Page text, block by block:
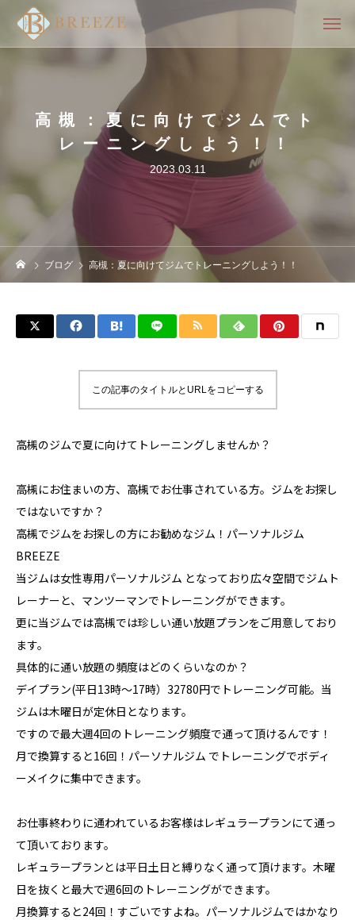
高槻：夏に向けてジムでト
レーニングしよう！！
2023.03.11
ブログ 高槻：夏に向けてジムでトレーニングしよう！！
この記事のタイトルとURLをコピーする
高槻のジムで夏に向けてトレーニングしませんか？
高槻にお住まいの方、高槻でお仕事されている方。ジムをお探し
ではないですか？
高槻でジムをお探しの方にお勧めなジム！パーソナルジム
BREEZE
当ジムは女性専用パーソナルジム となっており広々空間でジムト
レーナーと、マンツーマンでトレーニングができます。
更に当ジムでは高槻では珍しい通い放題プランをご用意しており
ます。
具体的に通い放題の頻度はどのくらいなのか？
デイプラン(平日13時〜17時）32780円でトレーニング可能。当
ジムは木曜日が定休日となります。
ですので最大週4回のトレーニング頻度で通って頂けるんです！
月で換算すると16回！パーソナルジム でトレーニングでボディ
ーメイクに集中できます。
お仕事終わりに通われているお客様はレギュラープランにて通っ
て頂いております。
レギュラープランとは平日土日と縛りなく通って頂けます。木曜
日を抜くと最大で週6回のトレーニングができます。
月換算すると24回！すごいですよね。パーソナルジムではかなり